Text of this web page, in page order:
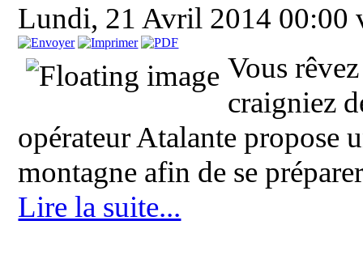
Lundi, 21 Avril 2014 00:00
Vous
craigniez
opérateur Atalante propose
montagne afin de se
Lire la suite...